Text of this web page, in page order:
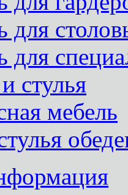
для
для
стулья
мебель